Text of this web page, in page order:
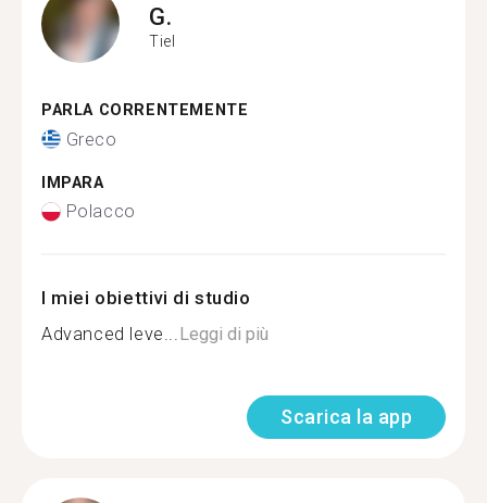
G.
Tiel
PARLA CORRENTEMENTE
Greco
IMPARA
Polacco
I miei obiettivi di studio
Advanced leve...Leggi di più
Scarica la app